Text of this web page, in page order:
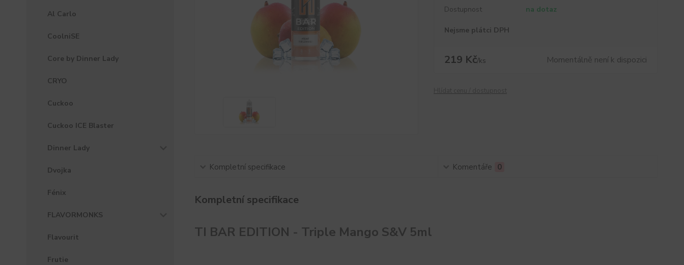
Al Carlo
CoolniSE
Core by Dinner Lady
CRYO
Cuckoo
Cuckoo ICE Blaster
Dinner Lady
Dvojka
Fénix
FLAVORMONKS
Flavourit
Frutie
Dostupnost na dotaz
Nejsme plátci DPH
219 Kč/ks Momentálně není k dispozici
Kompletní specifikace Komentáře 0
Kompletní specifikace
TI BAR EDITION - Triple Mango S&V 5ml